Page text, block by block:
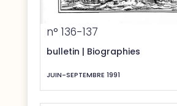
n° 136-137
bulletin | Biographies
JUIN-SEPTEMBRE 1991